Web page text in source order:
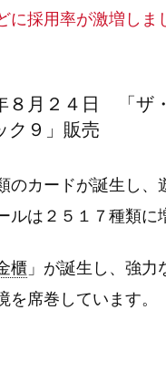
に採用率が激増しま
８月２４日 「ザ
ク９」販売
のカードが誕生し、
ルは２５１７種類に
櫃 」が誕生し、強力
を席巻しています。